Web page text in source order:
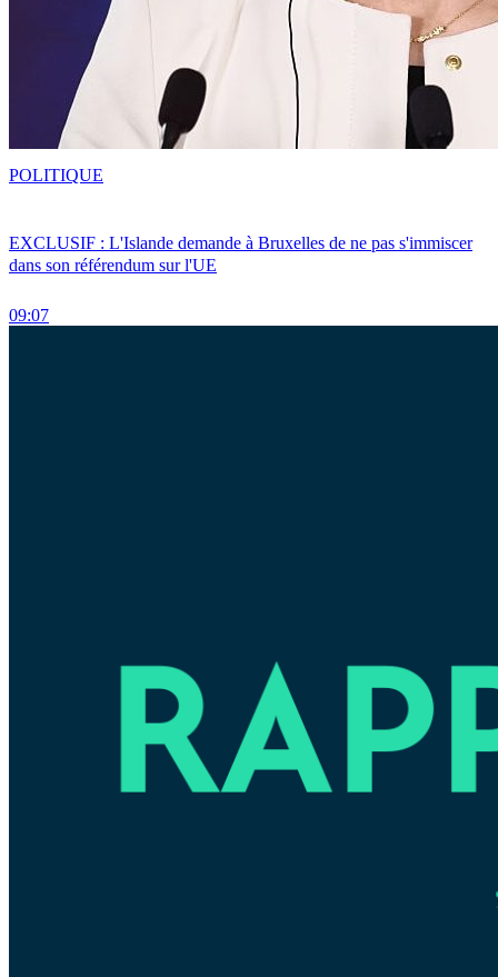
EXCLUSIF : L'Islande demande à Bruxelles de ne pas s'immiscer
dans son référendum sur l'UE
09:07
POLITIQUE